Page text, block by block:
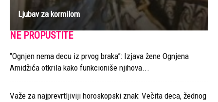
Ljubav za kormilom
NE PROPUSTITE
“Ognjen nema decu iz prvog braka”: Izjava žene Ognjena
Amidžića otkrila kako funkcioniše njihova...
Važe za najprevrtljiviji horoskopski znak: Večita deca, žednog